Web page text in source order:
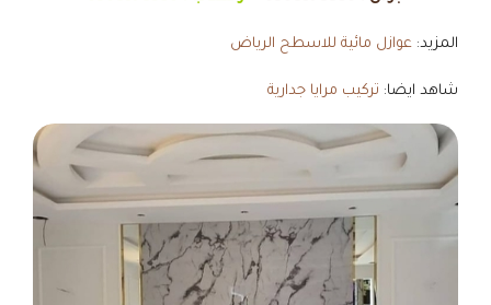
المزيد: عوازل مائية للاسطح الرياض
شاهد ايضا: تركيب مرايا جدارية